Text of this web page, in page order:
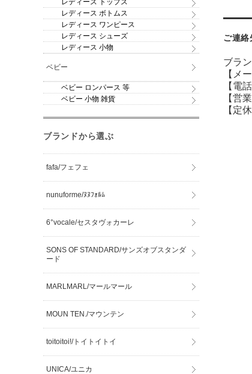
ご連絡
ブラ
【メ
【電
【営
【定
レディース トップス
レディース ボトムス
レディース ワンピース
レディース シューズ
レディース 小物
ベビー
ベビー ロンパース 等
ベビー 小物 雑貨
ブランドから選ぶ
fafa/フェフェ
nunuforme/ﾇﾇﾌｫﾙﾑ
6°vocale/セスタヴォカーレ
SONS OF STANDARD/サンズオブスタンダ
ード
MARLMARL/マールマール
MOUN TEN./マウンテン
toitoitoi!/トイトイトイ
UNICA/ユニカ